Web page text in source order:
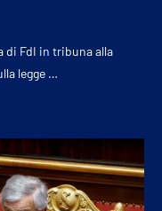
di FdI in tribuna alla
legge …